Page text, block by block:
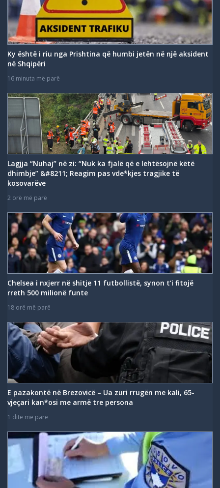
Ky është i riu nga Prishtina që humbi jetën në një aksident
në Shqipëri
16 minuta më parë
Lagjja “Nuhaj” në zi: “Nuk ka fjalë që e lehtësojnë këtë
dhimbje” &#8211; Reagim pas vde*kjes tragjike të
kosovarëve
2 orë më parë
Chelsea i nxjerr në shitje 11 futbollistë, synon t’i fitojë
rreth 500 milionë funte
18 orë më parë
E pazakontë në Brezovicë – Ua zuri rrugën me kali, 65-
vjeçari kan*osi me armë tre persona
1 ditë më parë